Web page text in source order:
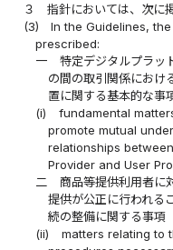
３
指針においては、次に
(3)
In the Guidelines,
prescribed:
一
特定デジタルプラッ
の間の取引関係におけ
置に関する基本的な事
(i)
fundamental
promote mutual
relationships
Provider and User
二
商品等提供利用者に
提供が公正に行われる
続の整備に関する事項
(ii)
matters relating to